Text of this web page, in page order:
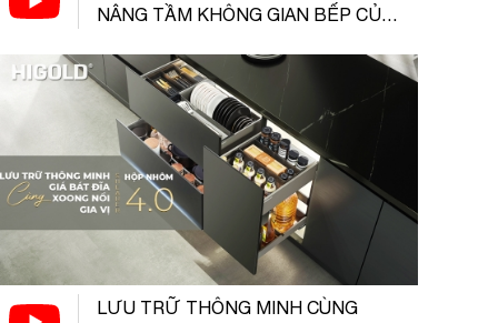
NÂNG TẦM KHÔNG GIAN BẾP CỦA
LƯU TRỮ THÔNG MINH CÙNG